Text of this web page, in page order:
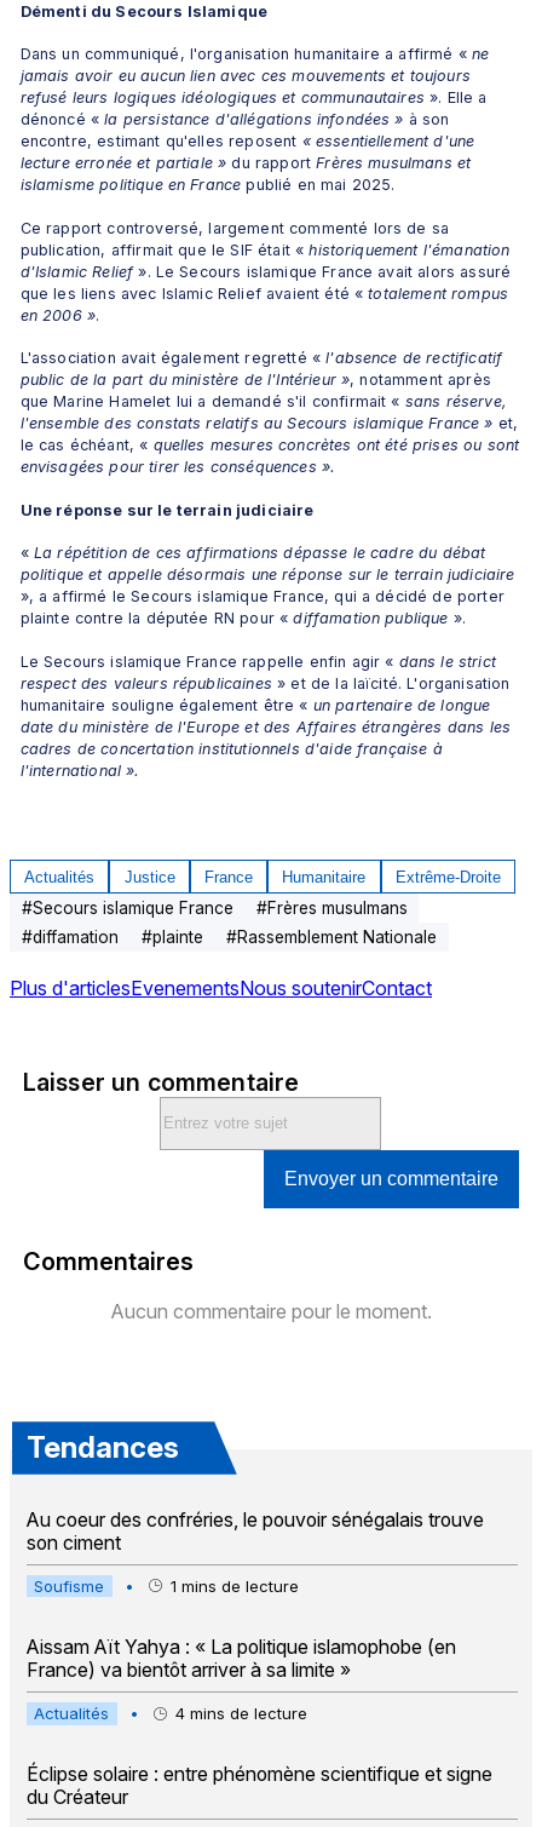
Démenti du Secours Islamique
Dans un communiqué, l'organisation humanitaire a affirmé « ne
jamais avoir eu aucun lien avec ces mouvements et toujours
refusé leurs logiques idéologiques et communautaires ». Elle a
dénoncé « la persistance d'allégations infondées » à son
encontre, estimant qu'elles reposent « essentiellement d'une
lecture erronée et partiale » du rapport Frères musulmans et
islamisme politique en France publié en mai 2025.
Ce rapport controversé, largement commenté lors de sa
publication, affirmait que le SIF était « historiquement l'émanation
d'Islamic Relief ». Le Secours islamique France avait alors assuré
que les liens avec Islamic Relief avaient été « totalement rompus
en 2006 ».
L'association avait également regretté « l'absence de rectificatif
public de la part du ministère de l'Intérieur », notamment après
que Marine Hamelet lui a demandé s'il confirmait « sans réserve,
l'ensemble des constats relatifs au Secours islamique France » et,
le cas échéant, « quelles mesures concrètes ont été prises ou sont
envisagées pour tirer les conséquences ».
Une réponse sur le terrain judiciaire
« La répétition de ces affirmations dépasse le cadre du débat
», a affirmé le Secours islamique France, qui a décidé de porter
plainte contre la députée RN pour « diffamation publique ».
Le Secours islamique France rappelle enfin agir « dans le strict
respect des valeurs républicaines » et de la laïcité. L'organisation
humanitaire souligne également être « un partenaire de longue
date du ministère de l'Europe et des Affaires étrangères dans les
cadres de concertation institutionnels d'aide française à
l'international ».
Actualités Justice France Humanitaire Extrême-Droite
#Secours islamique France #Frères musulmans
#diffamation #plainte #Rassemblement Nationale
Plus d'articlesEvenementsNous soutenirContact
Laisser un commentaire
Envoyer un commentaire
Commentaires
Aucun commentaire pour le moment.
Tendances
Au coeur des confréries, le pouvoir sénégalais trouve
son ciment
Soufisme • 1 mins de lecture
Aissam Aït Yahya : « La politique islamophobe (en
France) va bientôt arriver à sa limite »
Actualités • 4 mins de lecture
Éclipse solaire : entre phénomène scientifique et signe
du Créateur